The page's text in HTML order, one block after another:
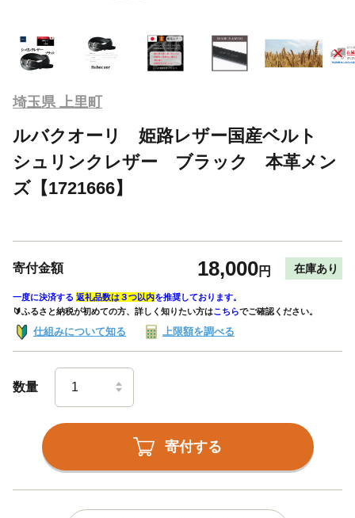
埼玉県 上里町
ルバクオーリ 姫路レザー国産ベルト
シュリンクレザー ブラック 本革メン
ズ【1721666】
寄付金額 18,000円 在庫あり
一度に決済する 返礼品数は３つ以内を推奨しております。
🔰ふるさと納税が初めての方、詳しく知りたい方はこちらでご確認ください。
仕組みについて知る 上限額を調べる
数量
寄付する